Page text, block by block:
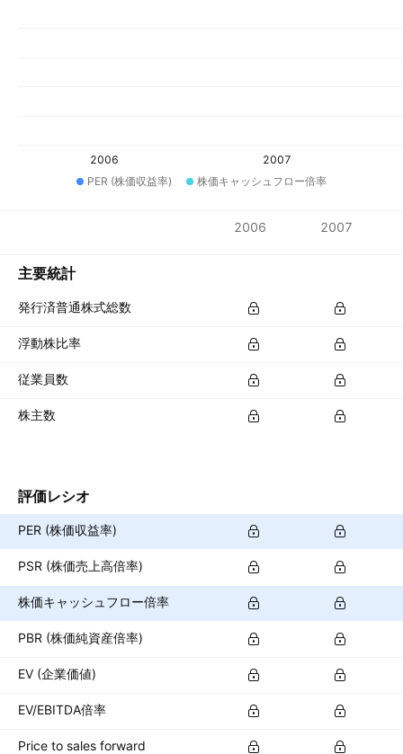
2006
2007
PER (株価収益率)
株価キャッシュフロー倍率
2006 2007
主要統計
発行済普通株式総数
浮動株比率
従業員数
株主数
評価レシオ
PER (株価収益率)
PSR (株価売上高倍率)
株価キャッシュフロー倍率
PBR (株価純資産倍率)
EV (企業価値)
EV/EBITDA倍率
Price to sales forward